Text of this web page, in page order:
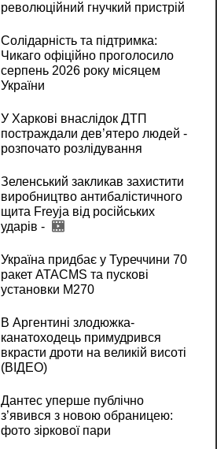
революційний гнучкий пристрій
Солідарність та підтримка:
Чикаго офіційно проголосило
серпень 2026 року місяцем
України
У Харкові внаслідок ДТП
постраждали дев’ятеро людей -
розпочато розлідування
Зеленський закликав захистити
виробництво антибалістичного
щита Freyja від російських
ударів -
Україна придбає у Туреччини 70
ракет ATACMS та пускові
установки M270
В Аргентині злодюжка-
канатоходець примудрився
вкрасти дроти на великій висоті
(ВІДЕО)
Дантес уперше публічно
з’явився з новою обраницею:
фото зіркової пари